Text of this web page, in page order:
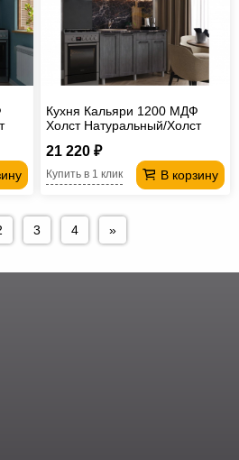
Кухня Кальяри 1200 МДФ
Холст Натуральный/Холст
21 220 ₽
В корзину
Купить в 1 клик
3 4 »